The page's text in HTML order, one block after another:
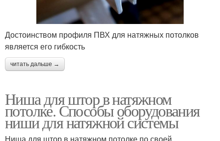
Достоинством профиля ПВХ для натяжных потолков
является его гибкость
читать дальше →
Ниша для штор в натяжном
потолке. Способы оборудования
ниши для натяжной системы
Ниша для штор в натяжном потолке по своей